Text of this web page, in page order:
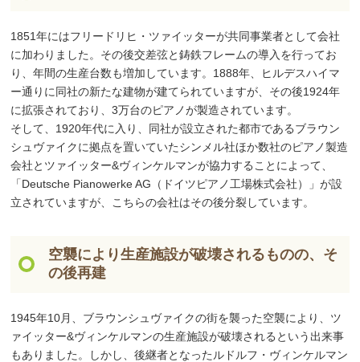
1851年にはフリードリヒ・ツァイッターが共同事業者として会社
に加わりました。その後交差弦と鋳鉄フレームの導入を行ってお
り、年間の生産台数も増加しています。1888年、ヒルデスハイマ
ー通りに同社の新たな建物が建てられていますが、その後1924年
に拡張されており、3万台のピアノが製造されています。
そして、1920年代に入り、同社が設立された都市であるブラウン
シュヴァイクに拠点を置いていたシンメル社ほか数社のピアノ製造
会社とツァイッター&ヴィンケルマンが協力することによって、
「Deutsche Pianowerke AG（ドイツピアノ工場株式会社）」が設
立されていますが、こちらの会社はその後分裂しています。
空襲により生産施設が破壊されるものの、そ
の後再建
1945年10月、ブラウンシュヴァイクの街を襲った空襲により、ツ
ァイッター&ヴィンケルマンの生産施設が破壊されるという出来事
もありました。しかし、後継者となったルドルフ・ヴィンケルマン